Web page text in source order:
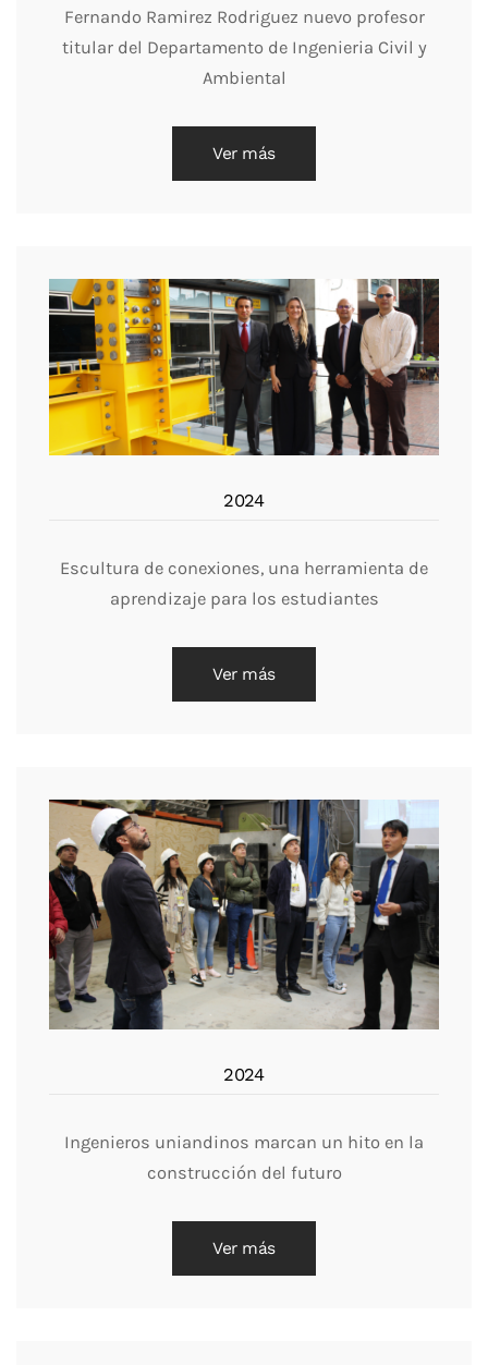
Fernando Ramirez Rodriguez nuevo profesor
titular del Departamento de Ingenieria Civil y
Ambiental
Ver más
2024
Escultura de conexiones, una herramienta de
aprendizaje para los estudiantes
Ver más
2024
Ingenieros uniandinos marcan un hito en la
construcción del futuro
Ver más